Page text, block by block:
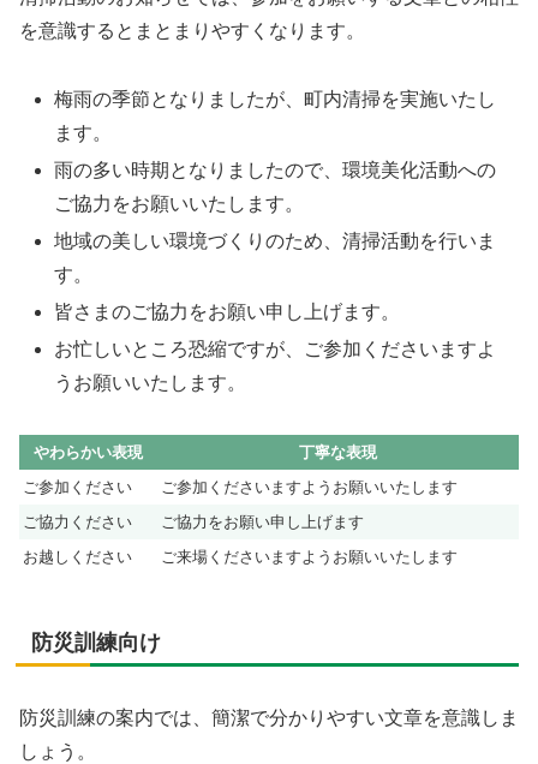
を意識するとまとまりやすくなります。
梅雨の季節となりましたが、町内清掃を実施いたし
ます。
雨の多い時期となりましたので、環境美化活動への
ご協力をお願いいたします。
地域の美しい環境づくりのため、清掃活動を行いま
す。
皆さまのご協力をお願い申し上げます。
お忙しいところ恐縮ですが、ご参加くださいますよ
うお願いいたします。
やわらかい表現
丁寧な表現
ご参加ください
ご参加くださいますようお願いいたします
ご協力ください
ご協力をお願い申し上げます
お越しください
ご来場くださいますようお願いいたします
防災訓練向け
防災訓練の案内では、簡潔で分かりやすい文章を意識しま
しょう。